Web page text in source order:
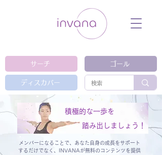
ガ 瞑想 栄養 医学 レッスン レクチャ
ー ​ストレス 免疫力 睡眠 メンタルヘル
サーチ
ディスカバー
ゴール
積極的な一歩を
踏み出しましょう！
メンバーになることで、あなた自身の成長をサポート
するだけでなく、
INVANAが無料のコンテンツを提供